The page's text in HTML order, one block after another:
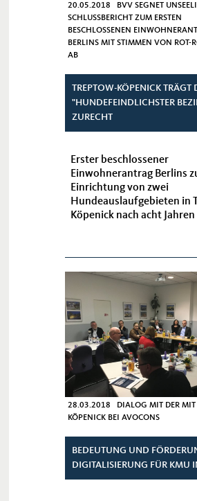
20.05.2018 BVV SEGNET
SCHLUSSBERICHT ZUM ERSTEN
BESCHLOSSENEN
BERLINS MIT STIMMEN VON ROT-
AB
TREPTOW-KÖPENICK TRÄGT
"HUNDEFEINDLICHSTER
ZURECHT
Erster beschlossener
Einwohnerantrag Berlins
Einrichtung von zwei
Hundeauslaufgebieten in
Köpenick nach acht
Bezirksamt Treptow-
Berlin Abteilung für Bau...
28.03.2018 DIALOG MIT DER MIT
KÖPENICK BEI AVOCONS
BEDEUTUNG UND
DIGITALISIERUNG FÜR KMU